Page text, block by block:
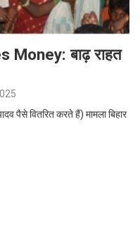
बाढ़ राहत
वितरित करते हैं) मामला बिहार